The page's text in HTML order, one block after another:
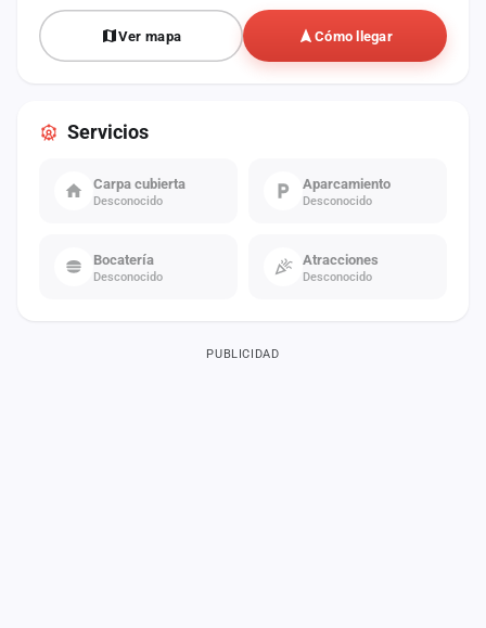
Ver mapa Cómo llegar
Servicios
Carpa cubierta
Desconocido
Aparcamiento
Desconocido
Bocatería
Desconocido
Atracciones
Desconocido
PUBLICIDAD